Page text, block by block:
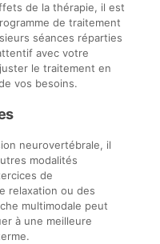
de la thérapie, il est
de traitement
séances réparties
avec votre
le traitement en
vos besoins.
neurovertébrale, il
modalités
de
relaxation ou des
multimodale peut
à une meilleure